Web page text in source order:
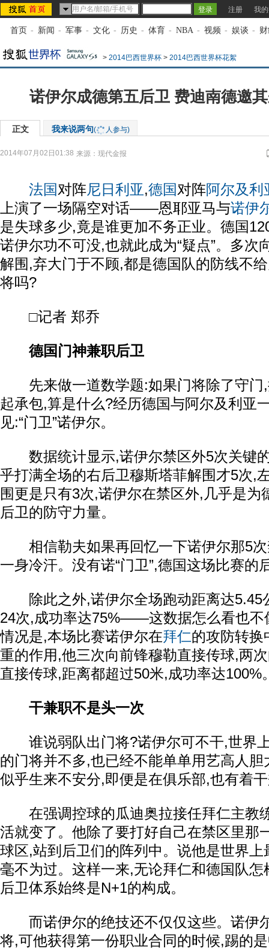
注册 我
首页 - 新闻 - 军事 - 文化 - 历史 - 体育 - NBA - 视频 - 娱谈 -
> 2014巴西世界杯 > 2014巴西世界杯花絮
诺伊尔成德第五后卫 费迪南德邀
正文 我来说两句( 人参与)
2014年07月02日01:38 来源： 现代金报
法国对阵尼日利亚,德国对阵阿尔及利
上演了一场隔空对话——恩耶亚马与诺伊
是失球多少,竟是谁更加不务正业。德国
诺伊尔功不可没,也就此成为“疑点”。多次
解围,弃大门于不顾,都是德国队的防线不
将吗?
□记者 郑乔
德国门神兼职后卫
先来做一道数学题:如果门将除了守门,
起承包,算是什么?经历德国与阿尔及利亚
见:“门卫”诺伊尔。
数据统计显示,诺伊尔禁区外5次关键
乎打满全场的右后卫穆斯塔菲解围才5次,
围更是只有3次,诺伊尔在禁区外,几乎是为
后卫的防守力量。
相信勒夫如果再回忆一下诺伊尔那5次
一身冷汗。没有诺“门卫”,德国这场比赛的
除此之外,诺伊尔全场跑动距离达5.45
24次,成功率达75%——这数据怎么看也不
情况是,本场比赛诺伊尔在拜仁的攻防转换
重的作用,他三次向前锋穆勒直接传球,两
直接传球,距离都超过50米,成功率达100%
干兼职不是头一次
谁说弱队出门将?诺伊尔可不干,世界
的门将并不多,也已经不能单单用艺高人
似乎生来不安分,即便是在俱乐部,也有着
在强调控球的瓜迪奥拉接任拜仁主教
活就变了。他除了要打好自己在禁区里那
球区,站到后卫们的阵列中。说他是世界
毫不为过。这样一来,无论拜仁和德国队
后卫体系始终是N+1的构成。
而诺伊尔的绝技还不仅仅这些。诺伊
将,可他获得第一份职业合同的时候,踢的